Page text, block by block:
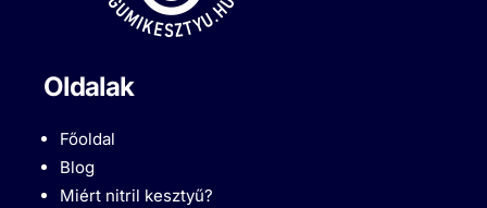
Oldalak
Főoldal
Blog
Miért nitril kesztyű?